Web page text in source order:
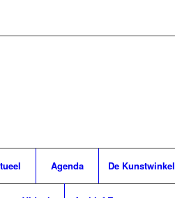
Agenda De Kunstwinkel